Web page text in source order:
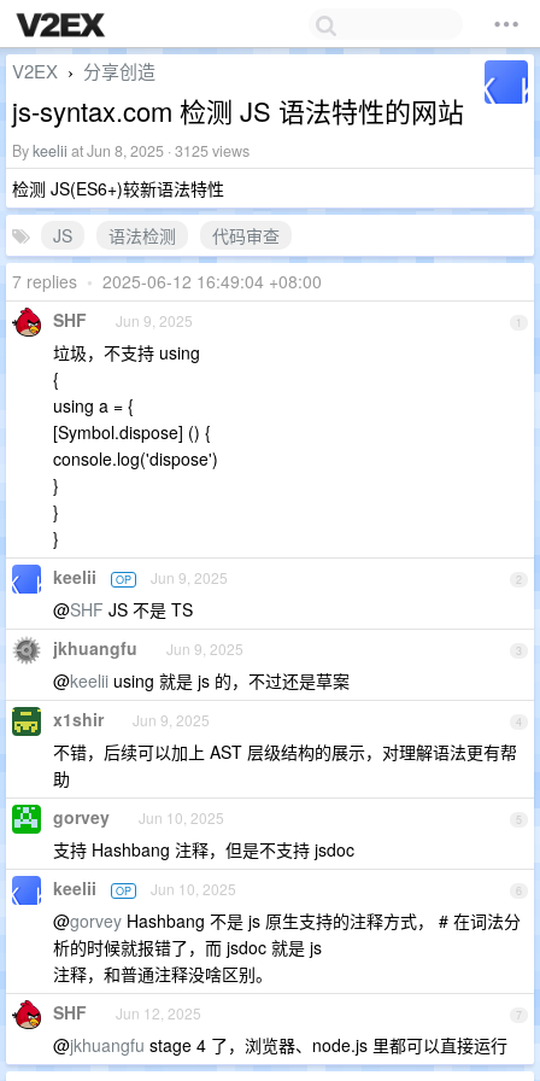
V2EX › 分享创造
js-syntax.com 检测 JS 语法特性的网站
Bykeelii at Jun 8, 2025 · 3125 views
检测 JS(ES6+)较新语法特性
JS
语法检测
代码审查
7 replies • 2025-06-12 16:49:04 +08:00
1
SHF Jun 9, 2025
垃圾，不支持 using
{
using a = {
[Symbol.dispose] () {
console.log('dispose')
}
}
}
2
keelii OP Jun 9, 2025
@SHF JS 不是 TS
3
jkhuangfu Jun 9, 2025
@keelii using 就是 js 的，不过还是草案
4
x1shir Jun 9, 2025
不错，后续可以加上 AST 层级结构的展示，对理解语法更有帮
助
5
gorvey Jun 10, 2025
支持 Hashbang 注释，但是不支持 jsdoc
6
keelii OP Jun 10, 2025
@gorvey Hashbang 不是 js 原生支持的注释方式， # 在词法分
析的时候就报错了，而 jsdoc 就是 js
注释，和普通注释没啥区别。
7
SHF Jun 12, 2025
@jkhuangfu stage 4 了，浏览器、node.js 里都可以直接运行